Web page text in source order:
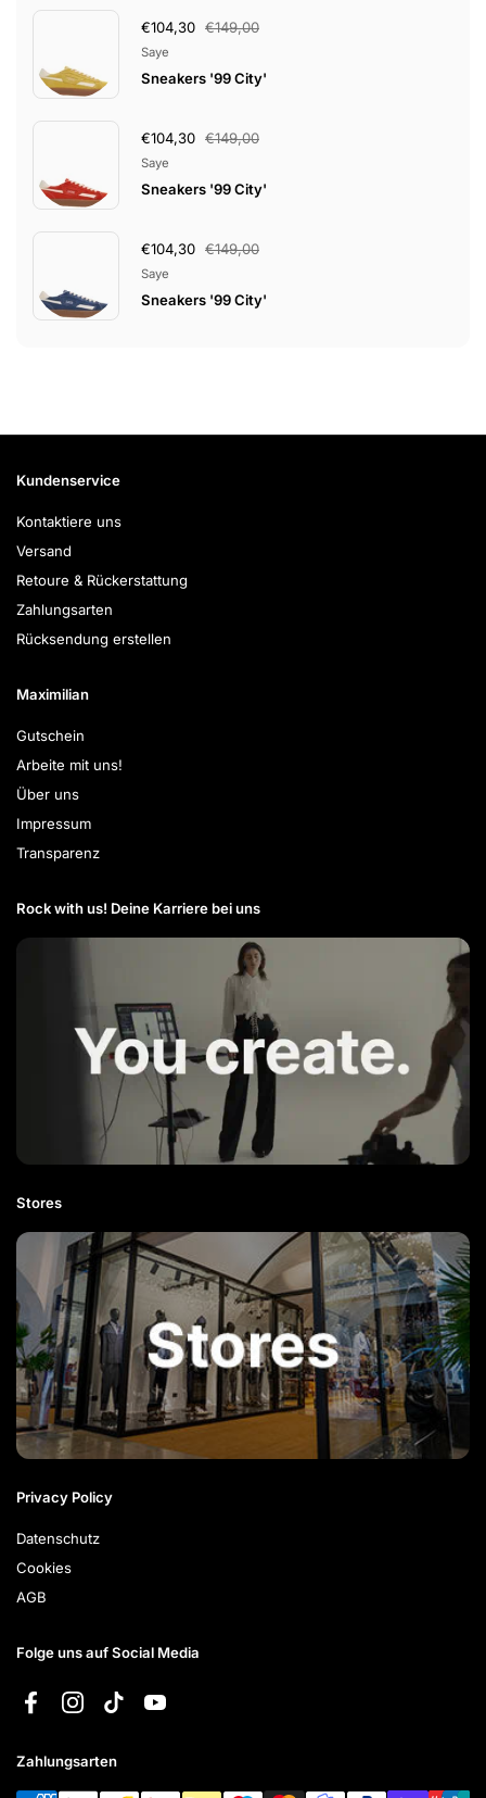
€104,30 €149,00
Saye
Sneakers '99 City'
€104,30 €149,00
Saye
Sneakers '99 City'
€104,30 €149,00
Saye
Sneakers '99 City'
Kundenservice
Kontaktiere uns
Versand
Retoure & Rückerstattung
Zahlungsarten
Rücksendung erstellen
Maximilian
Gutschein
Arbeite mit uns!
Über uns
Impressum
Transparenz
Rock with us! Deine Karriere bei uns​
Stores
Privacy Policy
Datenschutz
Cookies
AGB
Folge uns auf Social Media
FacebookInstagramTikTokYouTube
Zahlungsarten